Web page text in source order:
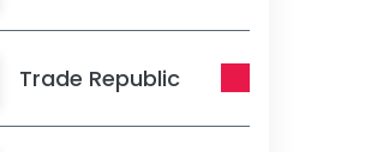
Trade Republic